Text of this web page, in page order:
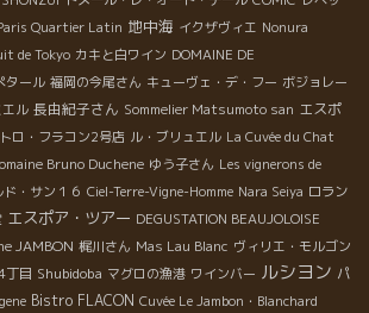
Quartier Latin 地中海 イクザヴィエ Nonura
de Tokyo カキと白ワイン DOMAINE DE
タール 福岡の今尾さん キューヴェ・デ・フー ボジョレー
ル 長由紀子さん Sommelier Matsumoto san エスポ
ロ・フラコン2号店 ル・ブリュエル La Cuvée du Chat
Bruno Duchene ゆう子さん Les vignerons de
・サン１６ Ciel-Terre-Vigne-Homme Nara Seiya ロラン
エスポア・ツアー DEGUSTATION BEAUJOLOISE
JAMBON 梶川さん Mas Lau Blanc ヴィリエ・モルゴン
丁目 Shubidoba マグロの漁港 ワインバー ルシヨン パ
Bistro FLACON Cuvée Le Jambon・Blanchard